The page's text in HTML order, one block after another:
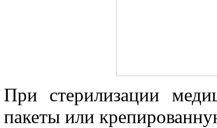
При стерилизации
пакеты или